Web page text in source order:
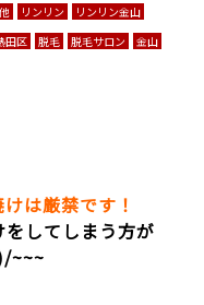
リンリン
リンリン金山
田区 脱毛 脱毛サロン
金山
は厳禁です！
してしまう方が
~~~